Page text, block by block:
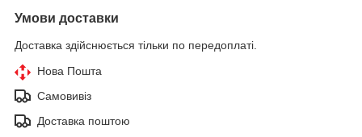
Умови доставки
Доставка здійснюється тільки по передоплаті.
Нова Пошта
Самовивіз
Доставка поштою